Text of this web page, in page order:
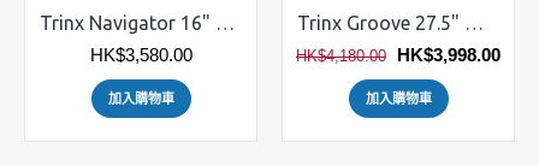
Trinx Navigator 16" 電動摺車
HK$3,580.00
加入購物車
Trinx Groove 27.5" 電動山地車
HK$4,180.00 HK$3,998.00
加入購物車